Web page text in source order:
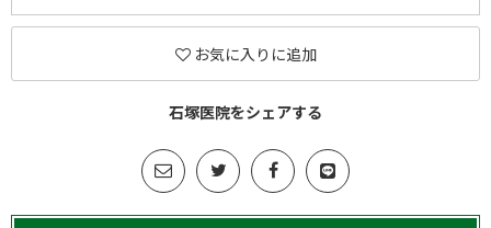
お気に入りに追加
石塚医院をシェアする